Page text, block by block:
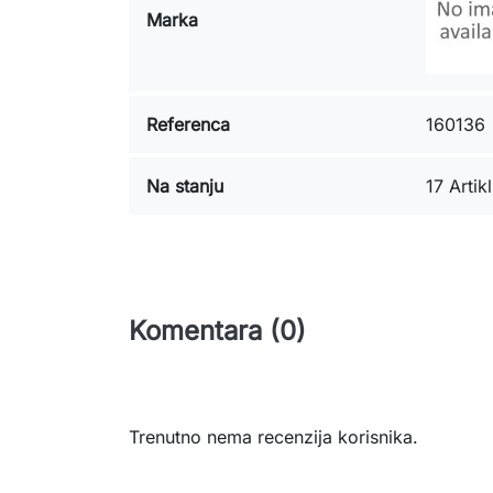
Marka
Referenca 160136
Na stanju 17
Komentara (0)
Trenutno nema recenzija korisnika.